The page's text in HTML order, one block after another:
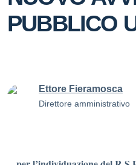
PUBBLICO
Ettore Fieramosca
Direttore amministrativo